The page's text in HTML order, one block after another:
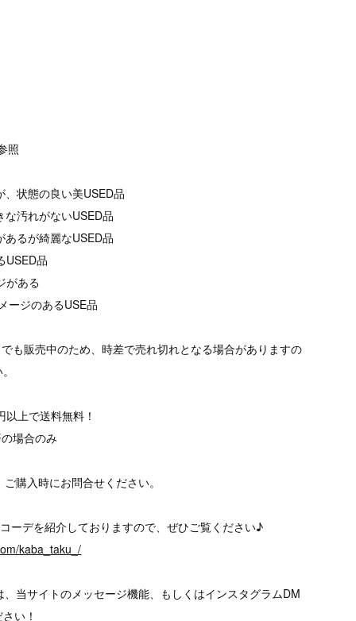
照
状態の良い美USED品
汚れがないUSED品
るが綺麗なUSED品
品
がある
ジのあるUSE品
も販売中のため、時差で売れ切れとなる場合がありますの
上で送料無料！
場合のみ
購入時にお問合せください。
ーデを紹介しておりますので、ぜひご覧ください♪
kaba_taku_/
当サイトのメッセージ機能、もしくはインスタグラムDM
い！